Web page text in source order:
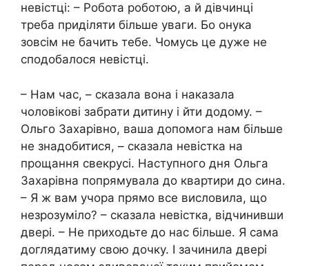
невістці: – Робота роботою, а й дівчинці
треба приділяти більше уваги. Бо онука
зовсім не бачить тебе. Чомусь це дуже не
сподобалося невістці.
– Нам час, – сказала вона і наказала
чоловікові забрати дитину і йти додому. –
Ольго Захарівно, ваша допомога нам більше
не знадобитися, – сказала невістка на
прощання свекрусі. Наступного дня Ольга
Захарівна попрямувала до квартири до сина.
– Я ж вам учора прямо все висловила, що
незрозуміло? – сказала невістка, відчинивши
двері. – Не приходьте до нас більше. Я сама
доглядатиму свою дочку. І зачинила двері